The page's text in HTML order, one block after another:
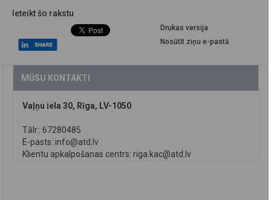
Ieteikt šo rakstu
Drukas versija
Nosūtīt ziņu e-pastā
MŪSU KONTAKTI
Vaļņu iela 30, Rīga, LV-1050
Tālr.: 67280485
E-pasts: info@atd.lv
Klientu apkalpošanas centrs: riga.kac@atd.lv